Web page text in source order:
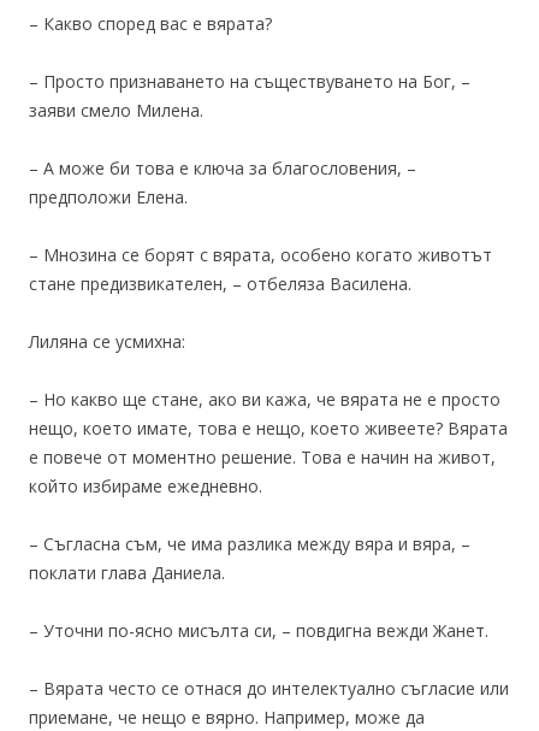
– Какво според вас е вярата?
– Просто признаването на съществуването на Бог, –
заяви смело Милена.
– А може би това е ключа за благословения, –
предположи Елена.
– Мнозина се борят с вярата, особено когато животът
стане предизвикателен, – отбеляза Василена.
Лиляна се усмихна:
– Но какво ще стане, ако ви кажа, че вярата не е просто
нещо, което имате, това е нещо, което живеете? Вярата
е повече от моментно решение. Това е начин на живот,
който избираме ежедневно.
– Съгласна съм, че има разлика между вяра и вяра, –
поклати глава Даниела.
– Уточни по-ясно мисълта си, – повдигна вежди Жанет.
– Вярата често се отнася до интелектуално съгласие или
приемане, че нещо е вярно. Например, може да